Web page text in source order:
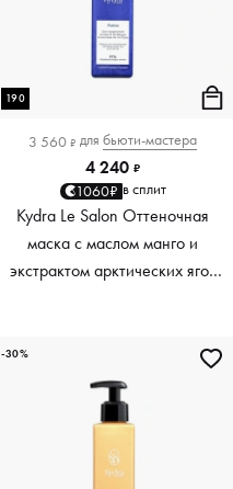
190
3 560 ₽ для бьюти-мастера
4 240 ₽
1060₽ в сплит
Kydra Le Salon Оттеночная
маска с маслом манго и
экстрактом арктических ягод
-30%